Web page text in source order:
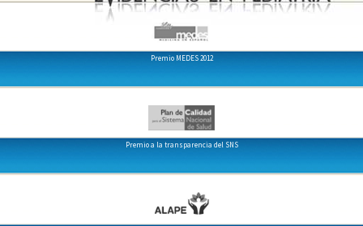
Premio MEDES 2012
Premio a la transparencia del SNS